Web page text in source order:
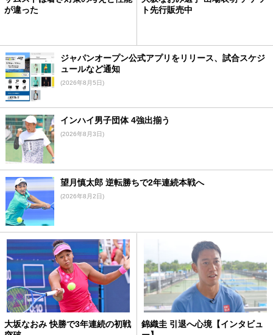
が違った
ト先行販売中
ジャパンオープン公式アプリをリリース、試合スケジ
ュールなど通知
(2026年8月5日)
インハイ男子団体 4強出揃う
(2026年8月3日)
望月慎太郎 逆転勝ちで2年連続本戦へ
(2026年8月2日)
大坂なおみ 快勝で3年連続の初戦
錦織圭 引退へ心境【インタビュ